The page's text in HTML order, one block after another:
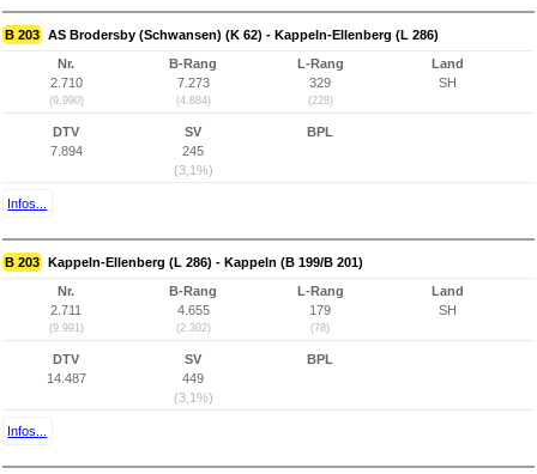
B 203 AS Brodersby (Schwansen) (K 62) - Kappeln-Ellenberg (L 286)
Nr.
2.710
(9.990)
B-Rang
7.273
(4.884)
L-Rang
329
(228)
Land
SH
DTV
7.894
SV
245
(3,1%)
BPL
Infos...
B 203 Kappeln-Ellenberg (L 286) - Kappeln (B 199/B 201)
Nr.
2.711
(9.991)
B-Rang
4.655
(2.302)
L-Rang
179
(78)
Land
SH
DTV
14.487
SV
449
(3,1%)
BPL
Infos...